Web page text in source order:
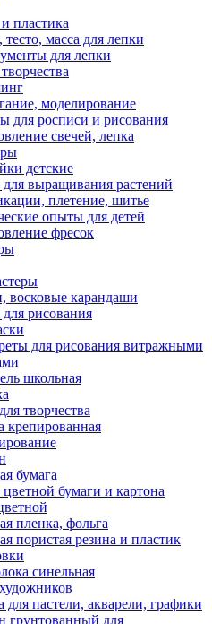
пластика
тесто, масса для лепки
для лепки
моделирование
для росписи и рисования
свечей, лепка
детские
выращивания растений
плетение, шитье
опыты для детей
фресок
восковые карандаши
рисования
для рисования витражными
школьная
творчества
крепированная
бумага
бумаги и картона
пленка, фольга
пористая резина и пластик
синельная
для пастели, акварели, графики
грунтованный для